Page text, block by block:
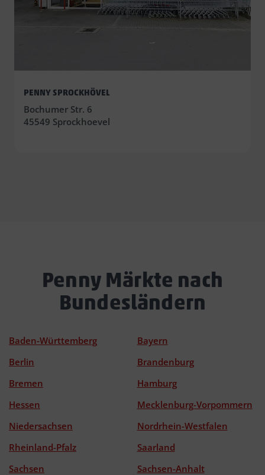
PENNY SPROCKHÖVEL
Bochumer Str. 6
45549 Sprockhoevel
Penny Märkte nach
Bundesländern
Baden-Württemberg
Bayern
Berlin
Brandenburg
Bremen
Hamburg
Hessen
Mecklenburg-Vorpommern
Niedersachsen
Nordrhein-Westfalen
Rheinland-Pfalz
Saarland
Sachsen
Sachsen-Anhalt